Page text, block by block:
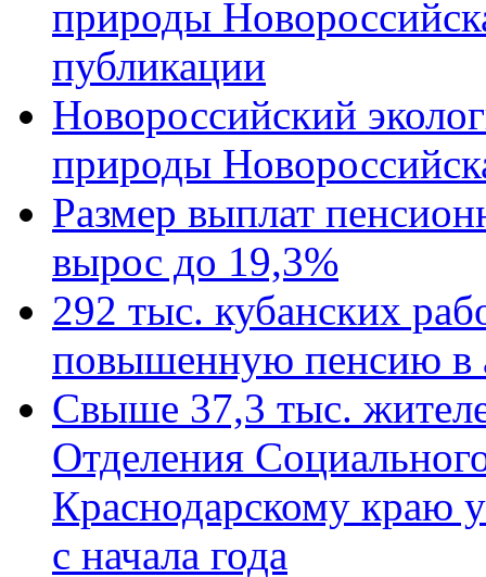
природы
публикации
Новороссийский
природы
Размер выплат
вырос до 19,3%
292 тыс. кубанских
повышенную пенсию в
Свыше 37,3 тыс.
Отделения
Краснодарскому краю
с начала года